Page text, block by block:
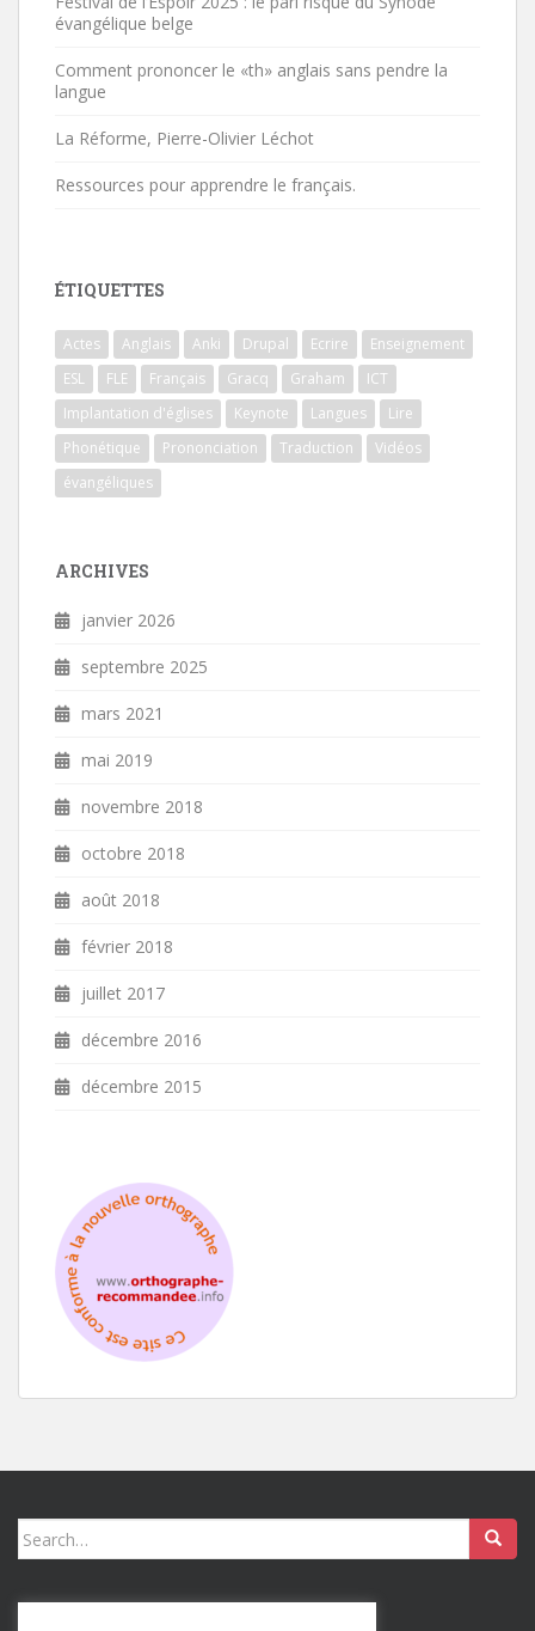
évangélique belge
Comment prononcer le «th» anglais sans pendre la
langue
La Réforme, Pierre-Olivier Léchot
Ressources pour apprendre le français.
ÉTIQUETTES
Actes Anglais Anki Drupal Ecrire
Enseignement
ESL
FLE Français Gracq Graham
ICT
Implantation d'églises
Keynote Langues
Lire
Phonétique
Prononciation Traduction
Vidéos
évangéliques
ARCHIVES
janvier 2026
septembre 2025
mars 2021
mai 2019
novembre 2018
octobre 2018
août 2018
février 2018
juillet 2017
décembre 2016
décembre 2015
Search
for: